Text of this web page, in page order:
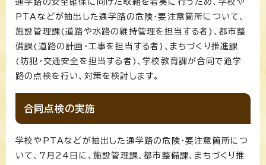
PTAなどが抽出した通学路の危険・要注意箇所について、
施設管理課(道路や水路の維持管理を担当する者)、都市整
備課(道路の計画・工事を担当する者)、まちづくり推進課
(防犯・交通安全を担当する者)、学校教育課が合同で通学
路の点検を行い、対策を検討します。
合同点検の実施
学校やPTAなどが抽出した通学路の危険・要注意箇所につ
いて、7月24日に、施設管理課、都市整備課、まちづくり推